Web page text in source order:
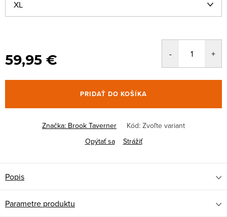
59,95 €
PRIDAŤ DO KOŠÍKA
Značka: Brook Taverner Kód: Zvoľte variant
Opýtať sa
Strážiť
Popis
Parametre produktu